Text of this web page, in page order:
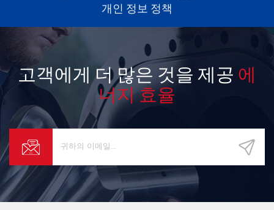
개인 정보 정책
고객에게 더 많은 것을 제공 에
너지 효율